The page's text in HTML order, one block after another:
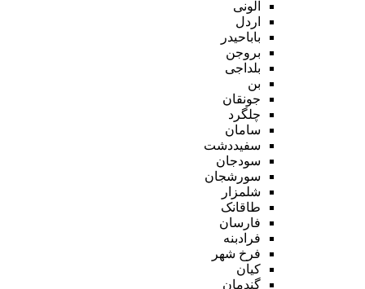
آلونی
اردل
باباحیدر
بروجن
بلداجی
بن
جونقان
چلگرد
سامان
سفیددشت
سودجان
سورشجان
شلمزار
طاقانک
فارسان
فرادبنه
فرخ شهر
کیان
گندمان